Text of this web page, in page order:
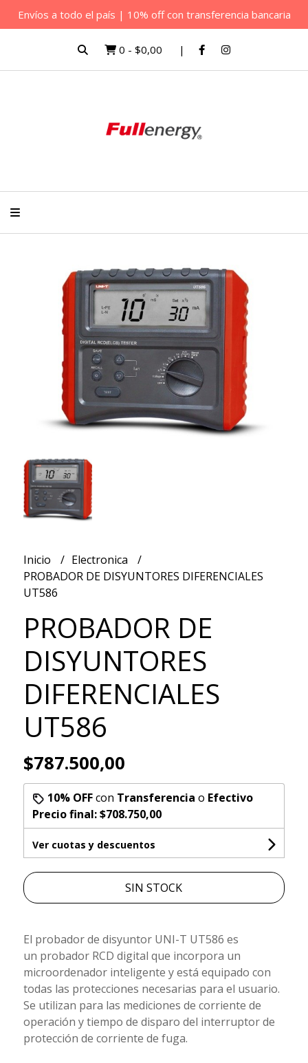
Envíos a todo el país | 10% off con transferencia bancaria
0 - $0,00
Inicio
Electronica
PROBADOR DE DISYUNTORES DIFERENCIALES
UT586
PROBADOR DE
DISYUNTORES
DIFERENCIALES
UT586
$787.500,00
10% OFFcon Transferencia o Efectivo
Precio final:$708.750,00
Ver cuotas y descuentos
SIN STOCK
El probador de disyuntor UNI-T UT586 es
un probador RCD digital que incorpora un
microordenador inteligente y está equipado con
todas las protecciones necesarias para el usuario.
Se utilizan para las mediciones de corriente de
operación y tiempo de disparo del interruptor de
protección de corriente de fuga.